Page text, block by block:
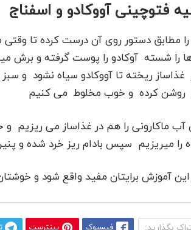
فتوچینی آووکادو و اسفناج
را مطابق دستور روی آن درست کرده تا
را شسته آوکادو را پوست گرفته و برش
غذاساز ریخته تا آووکادو سیاه نشود و
روشن کرده و خوب مخلوط می کنیم
آب ماکارونی را هم در غذاساز می
را میریزیم سپس بادام ریز خرد شده و
این آموزش برایتان مفید واقع شود و
فیسبوک پینترست